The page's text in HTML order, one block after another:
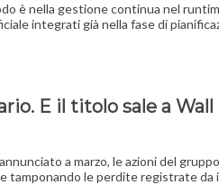
è nella gestione continua nel
integrati già nella fase di
E il titolo sale a Wall
a marzo, le azioni del
tamponando le perdite registrate da